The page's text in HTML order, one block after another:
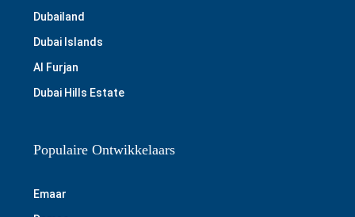
Dubailand
Dubai Islands
Al Furjan
Dubai Hills Estate
Populaire Ontwikkelaars
Emaar